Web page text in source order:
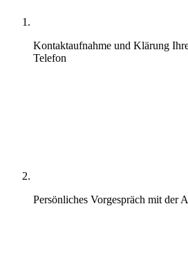
Kontaktaufnahme und Klärung
Telefon
Persönliches Vorgespräch mit der